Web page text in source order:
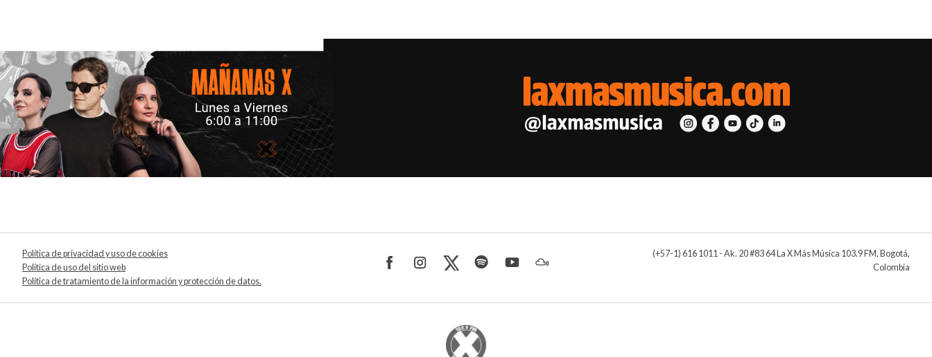
Política de privacidad y uso de cookies
Política de uso del sitio web
Política de tratamiento de la información y protección de datos.
(+57-1) 616 1011 - Ak. 20 #83 64 La X Más Música 103.9 FM, Bogotá,
Colombia